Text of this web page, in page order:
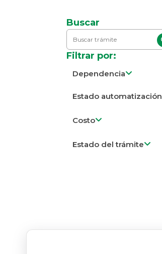
Buscar
Filtrar por:
Dependencia
Estado automatización
En línea
Parcialmente en línea
Costo
Requieren Pago
Estado del trámite